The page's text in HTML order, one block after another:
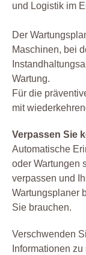
und Logistik im
Der
Maschinen, bei
Wartung.
Für die
mit
Verpassen Sie
Automatische
oder Wartungen
verpassen und
Wartungsplaner
Sie brauchen.
Verschwenden
Informationen